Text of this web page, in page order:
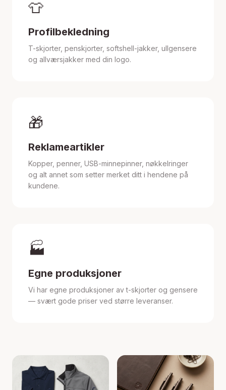
👕
Profilbekledning
T-skjorter, penskjorter, softshell-jakker, ullgensere
og allværsjakker med din logo.
🎁
Reklameartikler
Kopper, penner, USB-minnepinner, nøkkelringer
og alt annet som setter merket ditt i hendene på
kundene.
🏭
Egne produksjoner
Vi har egne produksjoner av t-skjorter og gensere
— svært gode priser ved større leveranser.